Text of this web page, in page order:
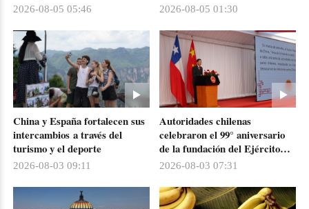
2026-08-05 05:46 2026-08-05 01:30
China y España fortalecen sus
intercambios a través del
turismo y el deporte
2026-08-03 09:11
Autoridades chilenas
celebraron el 99° aniversario
de la fundación del Ejército
Popular de Liberación de
2026-08-03 07:31